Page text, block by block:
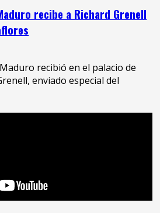
recibe a Richard Grenell
recibió en el palacio de
enviado especial del